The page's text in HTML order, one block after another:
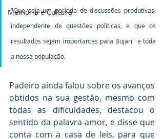
Memória e Cultura
"Que seja um período de discussões produtivas,
independente de questões políticas, e que os
resultados sejam importantes para Bujari" e toda
a nossa população.
Padeiro ainda falou sobre os avanços
obtidos na sua gestão, mesmo com
todas as dificuldades, destacou o
sentido da palavra amor, e disse que
conta com a casa de leis, para que